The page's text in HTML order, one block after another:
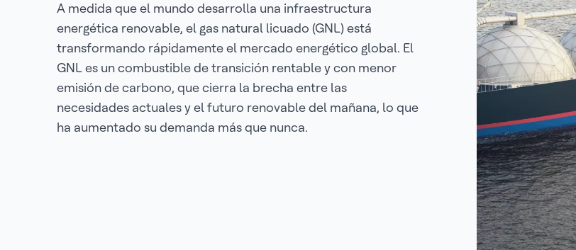
A medida que el mundo desarrolla una infraestructura
energética renovable, el gas natural licuado (GNL) está
transformando rápidamente el mercado energético global. El
GNL es un combustible de transición rentable y con menor
emisión de carbono, que cierra la brecha entre las
necesidades actuales y el futuro renovable del mañana, lo que
ha aumentado su demanda más que nunca.